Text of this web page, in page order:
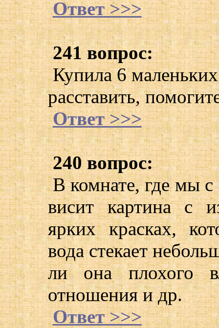
Ответ >>>
241 вопрос:
Купила 6
расставить,
Ответ >>>
240 вопрос:
В комнате, где мы
висит картина с
ярких красках,
вода стекает
ли она плохого
отношения и др.
Ответ >>>